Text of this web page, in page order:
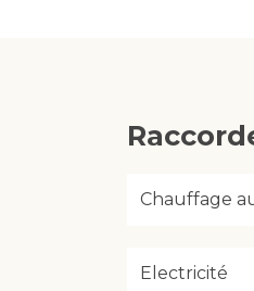
Chauffage
Electricité